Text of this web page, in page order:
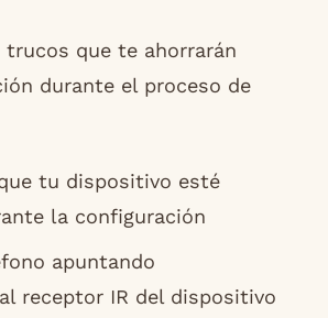
trucos que te ahorrarán
durante el proceso de
tu dispositivo esté
la configuración
apuntando
receptor IR del dispositivo